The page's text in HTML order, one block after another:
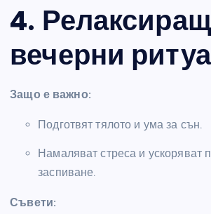
4.
вечерни
Защо е важно:
Подготвят тялото и ума за сън.
Намаляват стреса и ускоряват
заспиване.
Съвети: